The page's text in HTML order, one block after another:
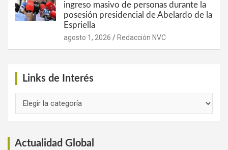
ingreso masivo de personas durante la
posesión presidencial de Abelardo de la
Espriella
agosto 1, 2026 Redacción NVC
Links de Interés
Actualidad Global